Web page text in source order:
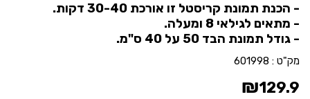
- הכנת תמונת קריסטל זו אורכת 30-40 דקות.
- מתאים לגילאי 8 ומעלה.
- גודל תמונת הבד 50 על 40 ס"מ.
מק"ט : 601998
₪129.9